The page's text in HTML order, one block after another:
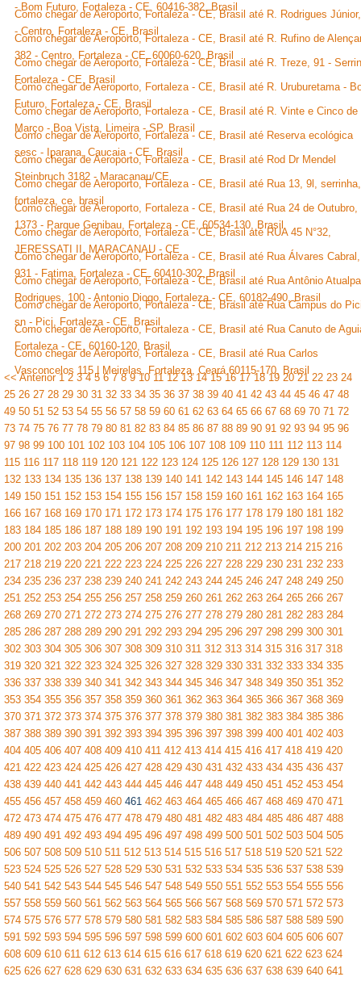
- Bom Futuro, Fortaleza - CE, 60416-382, Brasil
Como chegar de Aeroporto, Fortaleza - CE, Brasil até R. Rodrigues
- Centro, Fortaleza - CE, Brasil
Como chegar de Aeroporto, Fortaleza - CE, Brasil até R. Rufino de
382 - Centro, Fortaleza - CE, 60060-620, Brasil
Como chegar de Aeroporto, Fortaleza - CE, Brasil até R. Treze, 91 -
Fortaleza - CE, Brasil
Como chegar de Aeroporto, Fortaleza - CE, Brasil até R. Uruburetama -
Futuro, Fortaleza - CE, Brasil
Como chegar de Aeroporto, Fortaleza - CE, Brasil até R. Vinte e Cinco de
Março - Boa Vista, Limeira - SP, Brasil
Como chegar de Aeroporto, Fortaleza - CE, Brasil até Reserva ecológica
sesc - Iparana, Caucaia - CE, Brasil
Como chegar de Aeroporto, Fortaleza - CE, Brasil até Rod Dr Mendel
Steinbruch 3182 - Maracanau/CE
Como chegar de Aeroporto, Fortaleza - CE, Brasil até Rua 13, 9l, serrinha,
fortaleza, ce, brasil
Como chegar de Aeroporto, Fortaleza - CE, Brasil até Rua 24 de Outubro,
1373 - Parque Genibau, Fortaleza - CE, 60534-130, Brasil
Como chegar de Aeroporto, Fortaleza - CE, Brasil até RUA 45 N°32,
JERESSATI II, MARACANAU - CE
Como chegar de Aeroporto, Fortaleza - CE, Brasil até Rua Álvares Cabral,
931 - Fatima, Fortaleza - CE, 60410-302, Brasil
Como chegar de Aeroporto, Fortaleza - CE, Brasil até Rua Antônio Atualpa
Rodrigues, 100 - Antonio Diogo, Fortaleza - CE, 60182-490, Brasil
Como chegar de Aeroporto, Fortaleza - CE, Brasil até Rua Campus do
sn - Pici, Fortaleza - CE, Brasil
Como chegar de Aeroporto, Fortaleza - CE, Brasil até Rua Canuto de
Fortaleza - CE, 60160-120, Brasil
Como chegar de Aeroporto, Fortaleza - CE, Brasil até Rua Carlos
Vasconcelos 115 | Meirelas, Fortaleza, Ceará 60115-170, Brasil
<< Anterior 1 2 3 4 5 6 7 8 9 10 11 12 13 14 15 16 17 18 19 20 21 22 23 24
25 26 27 28 29 30 31 32 33 34 35 36 37 38 39 40 41 42 43 44 45 46 47 48
49 50 51 52 53 54 55 56 57 58 59 60 61 62 63 64 65 66 67 68 69 70 71 72
73 74 75 76 77 78 79 80 81 82 83 84 85 86 87 88 89 90 91 92 93 94 95 96
97 98 99 100 101 102 103 104 105 106 107 108 109 110 111 112 113 114
115 116 117 118 119 120 121 122 123 124 125 126 127 128 129 130 131
132 133 134 135 136 137 138 139 140 141 142 143 144 145 146 147 148
149 150 151 152 153 154 155 156 157 158 159 160 161 162 163 164 165
166 167 168 169 170 171 172 173 174 175 176 177 178 179 180 181 182
183 184 185 186 187 188 189 190 191 192 193 194 195 196 197 198 199
200 201 202 203 204 205 206 207 208 209 210 211 212 213 214 215 216
217 218 219 220 221 222 223 224 225 226 227 228 229 230 231 232 233
234 235 236 237 238 239 240 241 242 243 244 245 246 247 248 249 250
251 252 253 254 255 256 257 258 259 260 261 262 263 264 265 266 267
268 269 270 271 272 273 274 275 276 277 278 279 280 281 282 283 284
285 286 287 288 289 290 291 292 293 294 295 296 297 298 299 300 301
302 303 304 305 306 307 308 309 310 311 312 313 314 315 316 317 318
319 320 321 322 323 324 325 326 327 328 329 330 331 332 333 334 335
336 337 338 339 340 341 342 343 344 345 346 347 348 349 350 351 352
353 354 355 356 357 358 359 360 361 362 363 364 365 366 367 368 369
370 371 372 373 374 375 376 377 378 379 380 381 382 383 384 385 386
387 388 389 390 391 392 393 394 395 396 397 398 399 400 401 402 403
404 405 406 407 408 409 410 411 412 413 414 415 416 417 418 419 420
421 422 423 424 425 426 427 428 429 430 431 432 433 434 435 436 437
438 439 440 441 442 443 444 445 446 447 448 449 450 451 452 453 454
455 456 457 458 459 460 461 462 463 464 465 466 467 468 469 470 471
472 473 474 475 476 477 478 479 480 481 482 483 484 485 486 487 488
489 490 491 492 493 494 495 496 497 498 499 500 501 502 503 504 505
506 507 508 509 510 511 512 513 514 515 516 517 518 519 520 521 522
523 524 525 526 527 528 529 530 531 532 533 534 535 536 537 538 539
540 541 542 543 544 545 546 547 548 549 550 551 552 553 554 555 556
557 558 559 560 561 562 563 564 565 566 567 568 569 570 571 572 573
574 575 576 577 578 579 580 581 582 583 584 585 586 587 588 589 590
591 592 593 594 595 596 597 598 599 600 601 602 603 604 605 606 607
608 609 610 611 612 613 614 615 616 617 618 619 620 621 622 623 624
625 626 627 628 629 630 631 632 633 634 635 636 637 638 639 640 641